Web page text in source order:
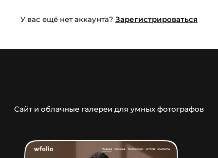
У вас ещё нет аккаунта? Зарегистрироваться
Сайт и облачные галереи для умных фотографов